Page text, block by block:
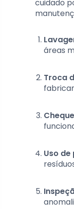
cuidado
áreas
Troca
Uso